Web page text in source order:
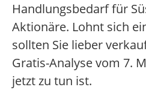
Handlungsbedarf für
Aktionäre. Lohnt sich
sollten Sie lieber
Gratis-Analyse vom 7.
jetzt zu tun ist.